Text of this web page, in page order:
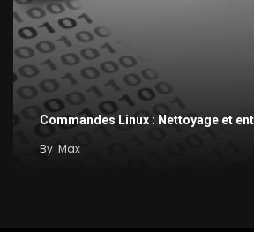
Commandes Linux : Nettoyage et
By Max